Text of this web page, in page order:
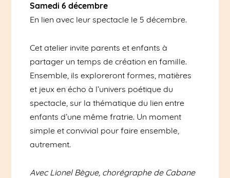
Samedi 6 décembre
En lien avec leur spectacle le 5 décembre.
Cet atelier invite parents et enfants à
partager un temps de création en famille.
Ensemble, ils exploreront formes, matières
et jeux en écho à l’univers poétique du
spectacle, sur la thématique du lien entre
enfants d’une même fratrie. Un moment
simple et convivial pour faire ensemble,
autrement.
Avec Lionel Bègue, chorégraphe de Cabane